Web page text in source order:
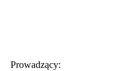
Prowadzący: